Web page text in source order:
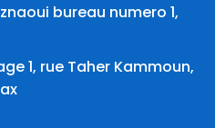
bureau numero 1,
1, rue Taher Kammoun,